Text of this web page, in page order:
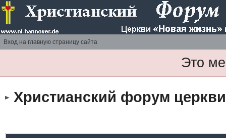
Вход на главную страницу сайта
Это
Христианский форум